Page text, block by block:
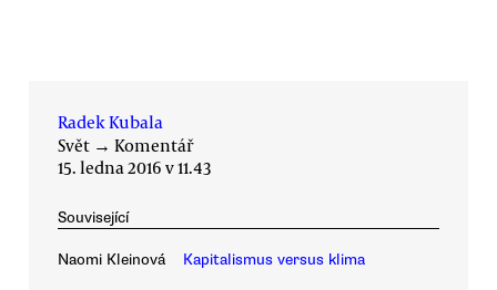
Radek Kubala
Svět → Komentář
15. ledna 2016 v 11.43
Související
Naomi Kleinová Kapitalismus versus klima